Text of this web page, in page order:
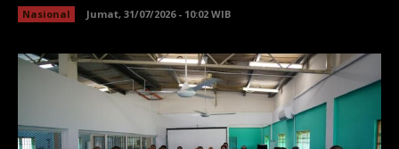
Nasional Jumat, 31/07/2026 - 10:02 WIB